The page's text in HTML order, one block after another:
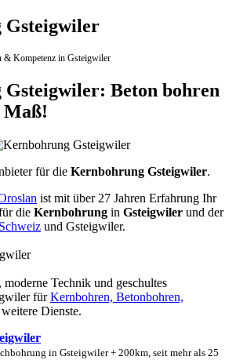
Gsteigwiler
& Kompetenz in Gsteigwiler
Beton bohren
Maß!
für die Kernbohrung Gsteigwiler.
ist mit über 27 Jahren Erfahrung Ihr
die Kernbohrung in Gsteigwiler und der
Schweiz und Gsteigwiler.
Technik und geschultes
fürKernbohren, Betonbohren,
Dienste.
in Gsteigwiler + 200km, seit mehr als 25